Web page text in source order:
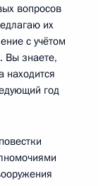
вопросов
их
с учётом
Вы знаете,
находится
год